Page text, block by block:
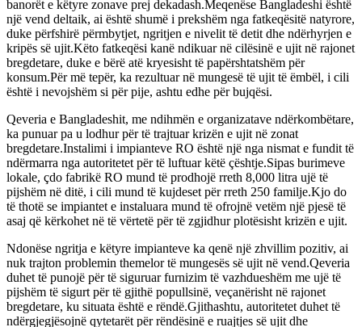
banorët e këtyre zonave prej dekadash.Meqenëse Bangladeshi është
një vend deltaik, ai është shumë i prekshëm nga fatkeqësitë natyrore,
duke përfshirë përmbytjet, ngritjen e nivelit të detit dhe ndërhyrjen e
kripës së ujit.Këto fatkeqësi kanë ndikuar në cilësinë e ujit në rajonet
bregdetare, duke e bërë atë kryesisht të papërshtatshëm për
konsum.Për më tepër, ka rezultuar në mungesë të ujit të ëmbël, i cili
është i nevojshëm si për pije, ashtu edhe për bujqësi.
Qeveria e Bangladeshit, me ndihmën e organizatave ndërkombëtare,
ka punuar pa u lodhur për të trajtuar krizën e ujit në zonat
bregdetare.Instalimi i impianteve RO është një nga nismat e fundit të
ndërmarra nga autoritetet për të luftuar këtë çështje.Sipas burimeve
lokale, çdo fabrikë RO mund të prodhojë rreth 8,000 litra ujë të
pijshëm në ditë, i cili mund të kujdeset për rreth 250 familje.Kjo do
të thotë se impiantet e instaluara mund të ofrojnë vetëm një pjesë të
asaj që kërkohet në të vërtetë për të zgjidhur plotësisht krizën e ujit.
Ndonëse ngritja e këtyre impianteve ka qenë një zhvillim pozitiv, ai
nuk trajton problemin themelor të mungesës së ujit në vend.Qeveria
duhet të punojë për të siguruar furnizim të vazhdueshëm me ujë të
pijshëm të sigurt për të gjithë popullsinë, veçanërisht në rajonet
bregdetare, ku situata është e rëndë.Gjithashtu, autoritetet duhet të
ndërgjegjësojnë qytetarët për rëndësinë e ruajtjes së ujit dhe